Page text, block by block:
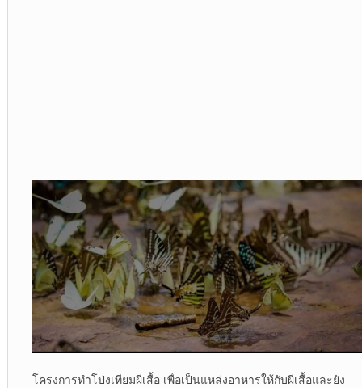
โครงการทำโป่งเทียมผีเสื้อ เพื่อเป็นแหล่งอาหารให้กับผีเสื้อและยัง